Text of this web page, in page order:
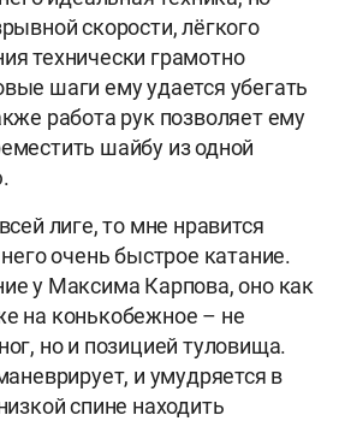
скорости, лёгкого
технически грамотно
шаги ему удается убегать
работа рук позволяет ему
шайбу из одной
лиге, то мне нравится
очень быстрое катание.
у Максима Карпова, оно как
на конькобежное – не
но и позицией туловища.
и умудряется в
спине находить